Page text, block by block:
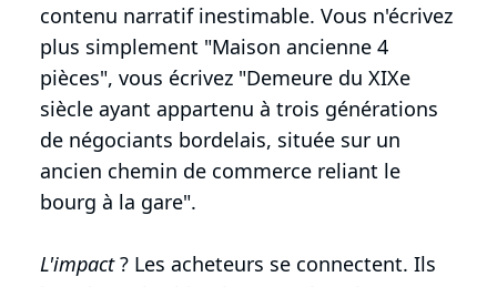
contenu narratif inestimable. Vous n'écrivez
plus simplement "Maison ancienne 4
pièces", vous écrivez "Demeure du XIXe
siècle ayant appartenu à trois générations
de négociants bordelais, située sur un
ancien chemin de commerce reliant le
bourg à la gare".
L'impact? Les acheteurs se connectent. Ils